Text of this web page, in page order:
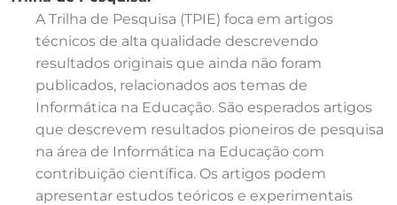
A Trilha de Pesquisa (TPIE) foca em artigos
técnicos de alta qualidade descrevendo
resultados originais que ainda não foram
publicados, relacionados aos temas de
Informática na Educação. São esperados artigos
que descrevem resultados pioneiros de pesquisa
na área de Informática na Educação com
contribuição científica. Os artigos podem
apresentar estudos teóricos e experimentais